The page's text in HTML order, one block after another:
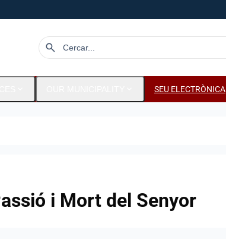
search
SEU ELECTRÒNICA
i Mort del Senyor